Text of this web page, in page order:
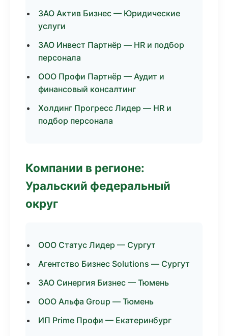
ЗАО Актив Бизнес — Юридические
услуги
ЗАО Инвест Партнёр — HR и подбор
персонала
ООО Профи Партнёр — Аудит и
финансовый консалтинг
Холдинг Прогресс Лидер — HR и
подбор персонала
Компании в регионе:
Уральский федеральный
округ
ООО Статус Лидер — Сургут
Агентство Бизнес Solutions — Сургут
ЗАО Синергия Бизнес — Тюмень
ООО Альфа Group — Тюмень
ИП Prime Профи — Екатеринбург